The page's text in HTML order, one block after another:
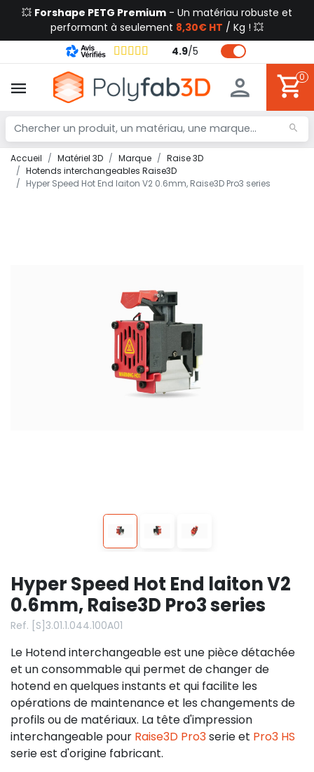
💥 Forshape PETG Premium - Un matériau robuste et
performant à seulement 8,30€ HT / Kg ! 💥
4.9/5
0
Accueil Matériel 3D Marque
Raise 3D
Hotends interchangeables Raise3D
Hyper Speed Hot End laiton V2 0.6mm, Raise3D Pro3 series
Hyper Speed Hot End laiton V2
0.6mm, Raise3D Pro3 series
Ref. [S]3.01.1.044.100A01
Le Hotend interchangeable est une pièce détachée
et un consommable qui permet de changer de
hotend en quelques instants et qui facilite les
opérations de maintenance et les changements de
profils ou de matériaux. La tête d'impression
interchangeable pour Raise3D Pro3serie et Pro3 HS
serie est d'origine fabricant.